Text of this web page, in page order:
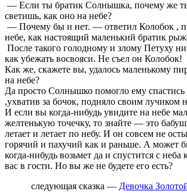
— Если ты братик Солнышка, почему же
светишь, как оно на небе?
— Почему бы и нет. — ответил Колобок ,
небе, как настоящий маленький братик
После такого голодному и злому Петуху
как убежать восвояси. Не съел он Колобок!
Как же, скажете вы, удалось маленькому
на небе?
Да просто Солнышко помогло ему спастись
,ухватив за бочок, подняло своим лучиком
И если вы когда-нибудь увидите на небе
желтенькую точечку, то знайте — это
летает и летает по небу. И он совсем не
горячий и пахучий как и раньше. А может
когда-нибудь возьмет да и спустится с неба
вас в гости. Но вы же не будете его есть?
следующая сказка — Девочка